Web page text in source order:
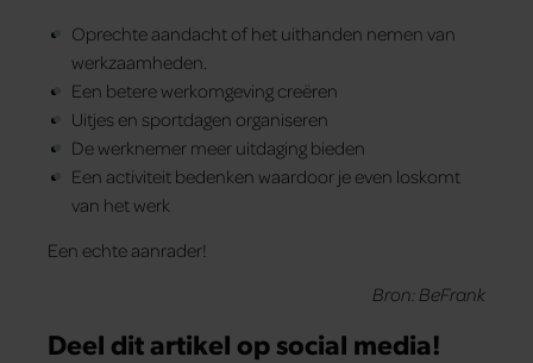
Oprechte aandacht of het uithanden nemen van
werkzaamheden.
Een betere werkomgeving creëren
Uitjes en sportdagen organiseren
De werknemer meer uitdaging bieden
Een activiteit bedenken waardoor je even loskomt
van het werk
Een echte aanrader!
Bron: BeFrank
Deel dit artikel op social media!